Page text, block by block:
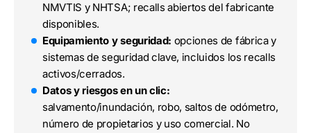
NMVTIS y NHTSA; recalls abiertos del fabricante
disponibles.
Equipamiento y seguridad: opciones de fábrica y
sistemas de seguridad clave, incluidos los recalls
activos/cerrados.
Datos y riesgos en un clic:
salvamento/inundación, robo, saltos de odómetro,
número de propietarios y uso comercial. No